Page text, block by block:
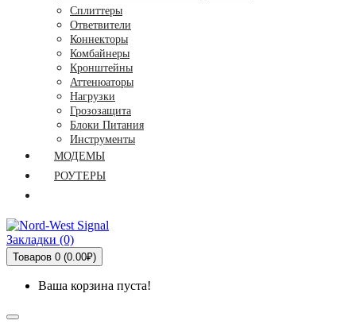
Сплиттеры
Ответвители
Коннекторы
Комбайнеры
Кронштейны
Аттенюаторы
Нагрузки
Грозозащита
Блоки Питания
Инструменты
МОДЕМЫ
РОУТЕРЫ
Закладки (0)
Товаров 0 (0.00₽)
Ваша корзина пуста!